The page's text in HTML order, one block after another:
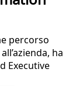
percorso
ha
Executive